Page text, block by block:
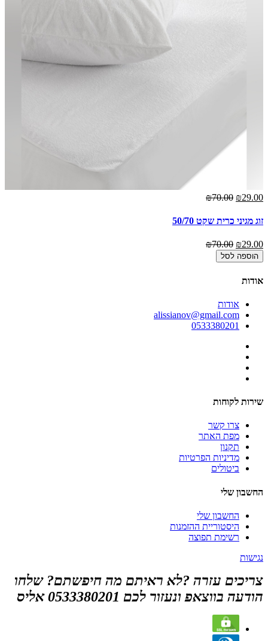
₪29.00
₪70.00
זוג מגיני כרית שקט 50/70
₪29.00
₪70.00
הוספה לסל
אודות
אודות
alissianov@gmail.com
0533380201
שירות לקוחות
צרו קשר
מפת האתר
תקנון
מדיניות הפרטיות
ביטולים
החשבון שלי
החשבון שלי
היסטוריית ההזמנות
רשימת תפוצה
נגישות
צריכים עזרה ?לא ראיתם מה חיפשתם? שלחו
הודעה בווצאפ ונעזור לכם 0533380201 אליס